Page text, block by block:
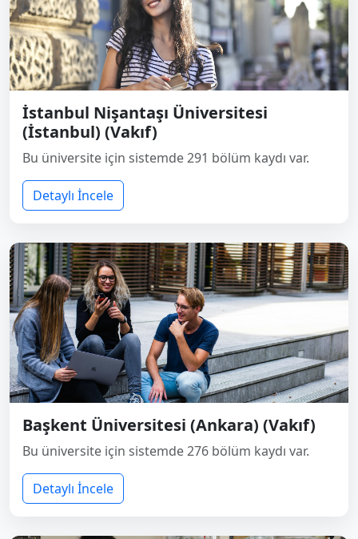
İstanbul Nişantaşı Üniversitesi
(İstanbul) (Vakıf)
Bu üniversite için sistemde 291 bölüm kaydı var.
Detaylı İncele
Başkent Üniversitesi (Ankara) (Vakıf)
Bu üniversite için sistemde 276 bölüm kaydı var.
Detaylı İncele